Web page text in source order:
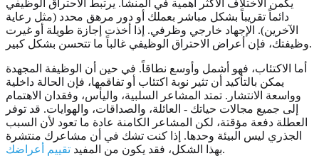
يكمن الاختلاف الأكثر أهمية في المنشأ. يرتبط الاحتراق الوظيفي
دائماً تقريباً بشكل مباشر بعملك أو دور مرهق محدد (مثل رعاية
الآخرين). الإجهاد خارجي وظرفي. إذا أخذت إجازة طويلة أو غيرت
وظيفتك، فإن أعراض الاحتراق الوظيفي غالباً ما تتحسن بشكل كبير.
أما الاكتئاب، فهو أشمل وأوسع نطاقاً. في حين أن الوظيفة المجهدة
يمكن بالتأكيد أن تثير نوبة اكتئاب أو تفاقمها، فإن الحالة داخلية
وواسعة الانتشار. تمتد المشاعر السلبية، واليأس، وفقدان الاهتمام
إلى جميع مجالات حياتك - العائلة، والصداقات، والهوايات. قد توفر
العطلة دفعة مؤقتة، لكن المشاعر الكامنة عادة ما تعود لأن السبب
الجذري ليس البيئة وحدها. إذا كنت تشك في أن مشاعرك منتشرة
بهذا الشكل، فقد يكون من المفيد تقييم أعراضك .